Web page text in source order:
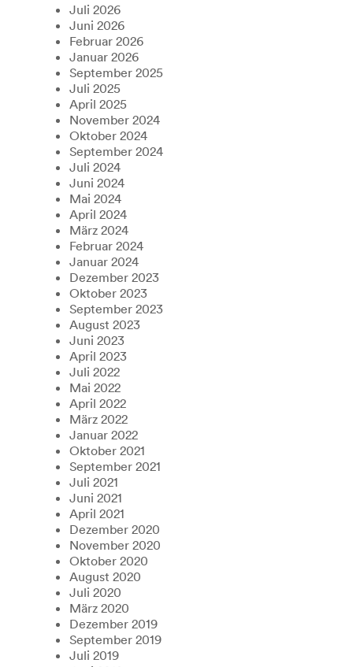
Juli 2026
Juni 2026
Februar 2026
Januar 2026
September 2025
Juli 2025
April 2025
November 2024
Oktober 2024
September 2024
Juli 2024
Juni 2024
Mai 2024
April 2024
März 2024
Februar 2024
Januar 2024
Dezember 2023
Oktober 2023
September 2023
August 2023
Juni 2023
April 2023
Juli 2022
Mai 2022
April 2022
März 2022
Januar 2022
Oktober 2021
September 2021
Juli 2021
Juni 2021
April 2021
Dezember 2020
November 2020
Oktober 2020
August 2020
Juli 2020
März 2020
Dezember 2019
September 2019
Juli 2019